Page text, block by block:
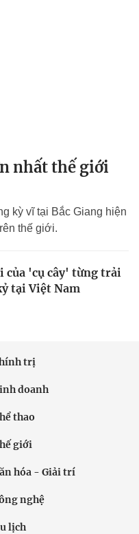
nhất thế giới
kỳ vĩ tại Bắc Giang hiện
thế giới.
của 'cụ cây' từng trải
tại Việt Nam
trị
doanh
thao
giới
hóa - Giải trí
nghệ
lịch